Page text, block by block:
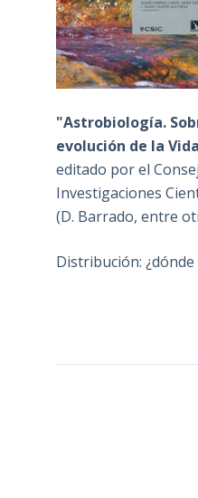
"Astrobiología.
evolución de la
editado por el
Investigaciones
(D. Barrado, entre
Distribución: